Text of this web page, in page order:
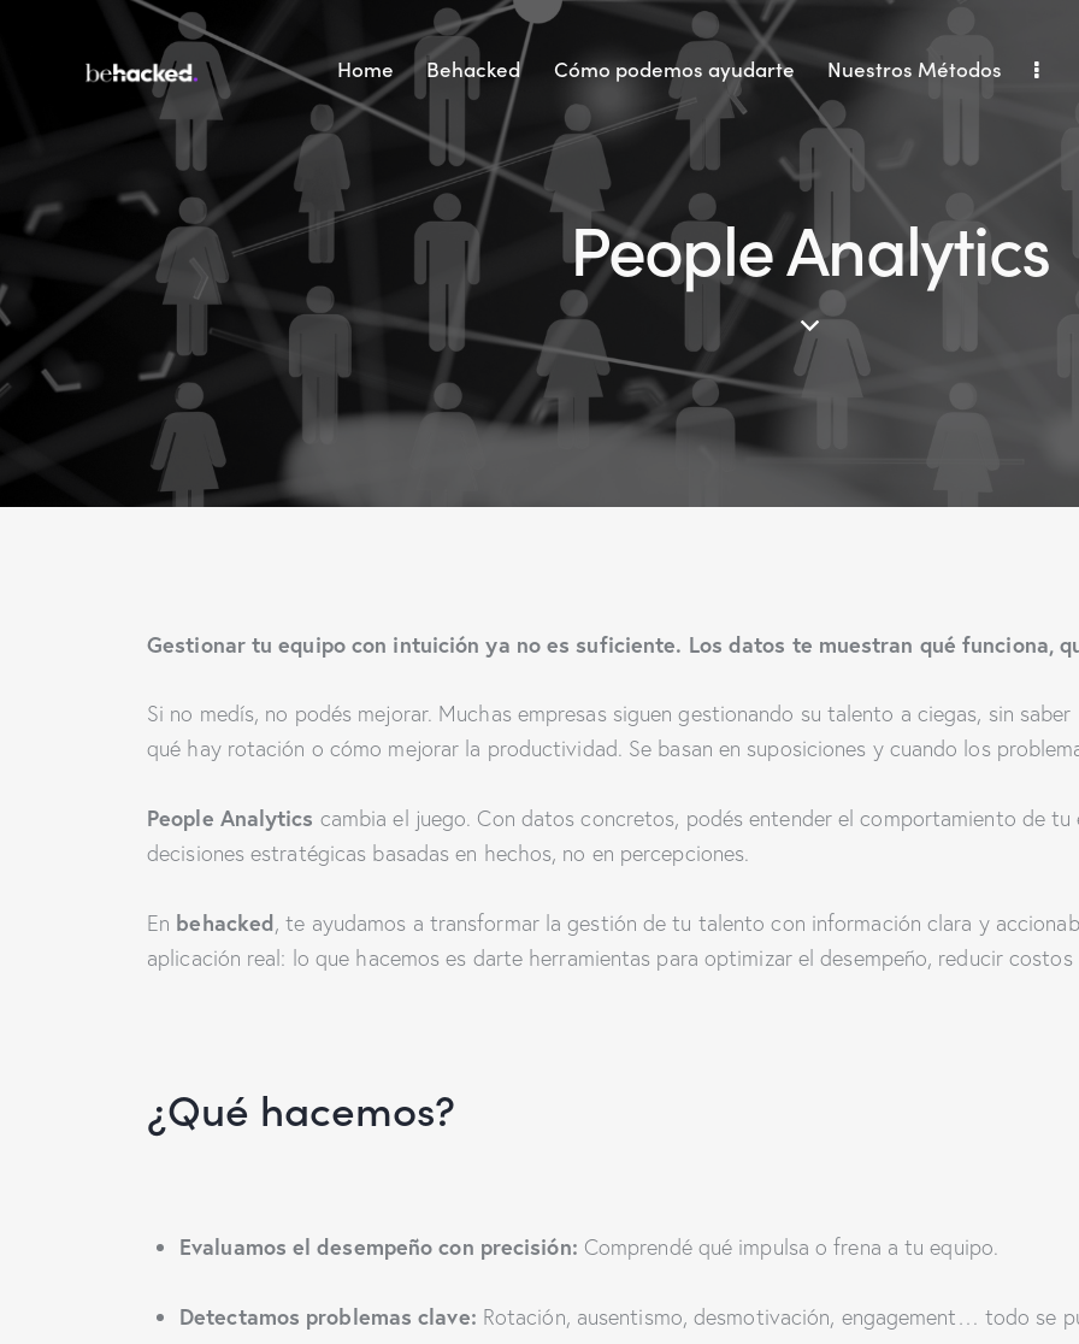
Home Behacked Cómo podemos ayudarte Nuestros Métodos
People Analytics
Gestionar tu equipo con intuición ya no es suficiente. Los datos te muestran qué funciona,
Si no medís, no podés mejorar. Muchas empresas siguen gestionando su talento a ciegas, sin
qué hay rotación o cómo mejorar la productividad. Se basan en suposiciones y cuando los
People Analytics cambia el juego. Con datos concretos, podés entender el comportamiento de
decisiones estratégicas basadas en hechos, no en percepciones.
En behacked, te ayudamos a transformar la gestión de tu talento con información clara y
aplicación real: lo que hacemos es darte herramientas para optimizar el desempeño, reducir
¿Qué hacemos?
Evaluamos el desempeño con precisión: Comprendé qué impulsa o frena a tu equipo.
Detectamos problemas clave: Rotación, ausentismo, desmotivación, engagement… todo se